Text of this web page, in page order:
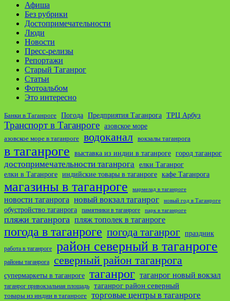
Афиша
Без рубрики
Достопримечательности
Люди
Новости
Пресс-релизы
Репортажи
Старый Таганрог
Статьи
Фотоальбом
Это интересно
Банки в Таганроге Погода Предприятия Таганрога ТРЦ Арбуз
Транспорт в Таганроге азовское море
азовское море в таганроге водоканал вокзалы таганрога
в таганроге выставка из индии в таганроге город таганрог
достопримечательности таганрога елки Таганрог
елки в Таганроге индийские товары в таганроге кафе Таганрога
магазины в таганроге мармелад в таганроге
новости таганрога новый вокзал таганрог новый год в Таганроге
обустройство таганрога памятники в таганроге парк в таганроге
пляжи таганрога пляж тополек в таганроге
погода в таганроге погода таганрог праздник
работа в таганроге район северный в таганроге
районы таганрога северный район таганрога
супермаркеты в таганроге таганрог таганрог новый вокзал
таганрог привокзальная площадь таганрог район северный
товары из индии в таганроге торговые центры в таганроге